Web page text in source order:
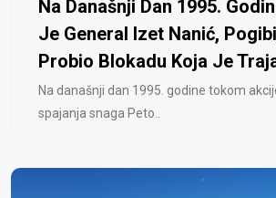
Na Današnji Dan 1995.
Je General Izet Nanić,
Probio Blokadu Koja Je
Na današnji dan 1995. godine tokom
spajanja snaga Peto..